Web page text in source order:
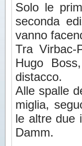
Solo le
seconda
vanno
Tra
Hugo
distacco.
Alle spalle
miglia,
le altre due
Damm.